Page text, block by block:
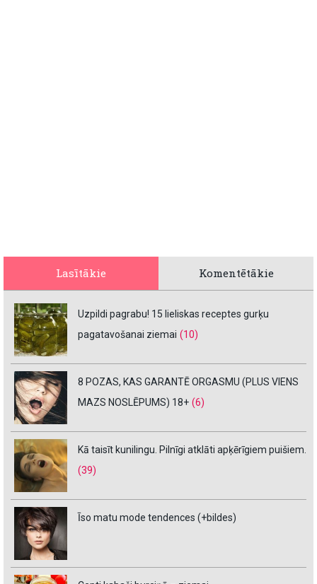
Lasītākie Komentētākie
Uzpildi pagrabu! 15 lieliskas receptes gurķu
pagatavošanai ziemai (10)
8 POZAS, KAS GARANTĒ ORGASMU (PLUS VIENS
MAZS NOSLĒPUMS) 18+ (6)
Kā taisīt kunilingu. Pilnīgi atklāti apķērīgiem puišiem.
(39)
Īso matu mode tendences (+bildes)